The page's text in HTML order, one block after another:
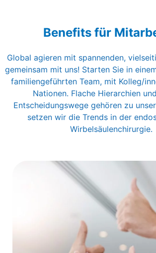
Benefits für
Global agieren mit spannenden,
gemeinsam mit uns! Starten Sie in
familiengeführten Team, mit Kolleg/
Nationen. Flache Hierarchien
Entscheidungswege gehören zu
setzen wir die Trends in der
Wirbelsäulenchirurgie.